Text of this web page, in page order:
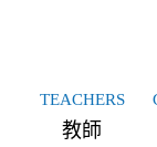
TEACHERS
教師